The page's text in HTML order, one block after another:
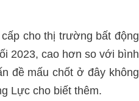
cho thị trường bất động
2023, cao hơn so với bình
đề mấu chốt ở đây không
Lực cho biết thêm.